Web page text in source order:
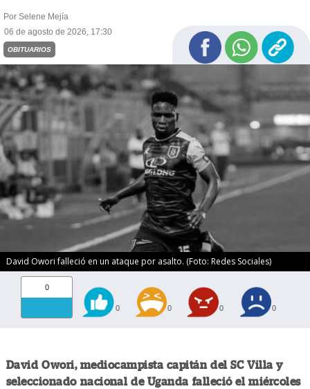
Por Selene Mejía
06 de agosto de 2026, 17:30
OBITUARIOS
David Owori falleció en un ataque por asalto. (Foto: Redes Sociales)
0
0 0 0 0
David Owori, mediocampista capitán del SC Villa y
seleccionado nacional de Uganda falleció el miércoles